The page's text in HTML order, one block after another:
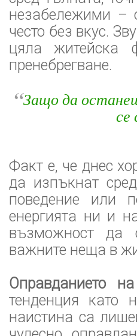
незабележими –
често без вкус.
цяла
пренебрегване.
“Защо да
се
Факт е, че днес
да изпъкнат
поведение или
енергията ни и
възможност да
важните неща в
Оправданието
тенденция като
наистина са